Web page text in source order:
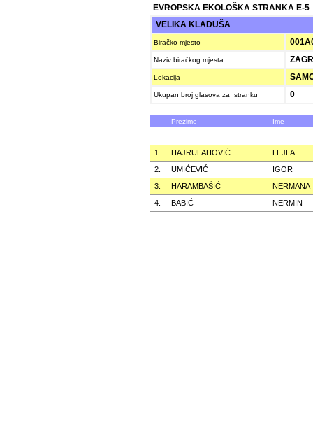
EVROPSKA EKOLOŠKA STRANKA E-5
VELIKA KLADUŠA
Biračko mjesto
Naziv biračkog mjesta
Lokacija
Ukupan broj glasova za stranku 0
Prezime Ime
1. HAJRULAHOVIĆ
LEJLA
2.
UMIĆEVIĆ
IGOR
3.
HARAMBAŠIĆ
NERMANA
4.
BABIĆ NERMIN